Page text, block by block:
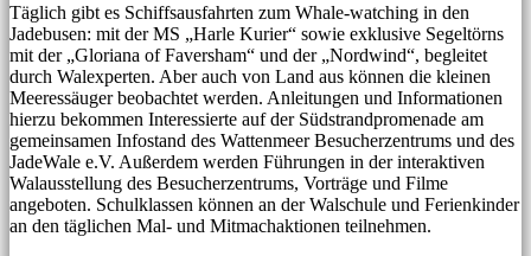
Täglich gibt es Schiffsausfahrten zum Whale-watching in den
Jadebusen: mit der MS „Harle Kurier“ sowie exklusive Segeltörns
mit der „Gloriana of Faversham“ und der „Nordwind“, begleitet
durch Walexperten. Aber auch von Land aus können die kleinen
Meeressäuger beobachtet werden. Anleitungen und Informationen
hierzu bekommen Interessierte auf der Südstrandpromenade am
gemeinsamen Infostand des Wattenmeer Besucherzentrums und des
JadeWale e.V. Außerdem werden Führungen in der interaktiven
Walausstellung des Besucherzentrums, Vorträge und Filme
angeboten. Schulklassen können an der Walschule und Ferienkinder
an den täglichen Mal- und Mitmachaktionen teilnehmen.